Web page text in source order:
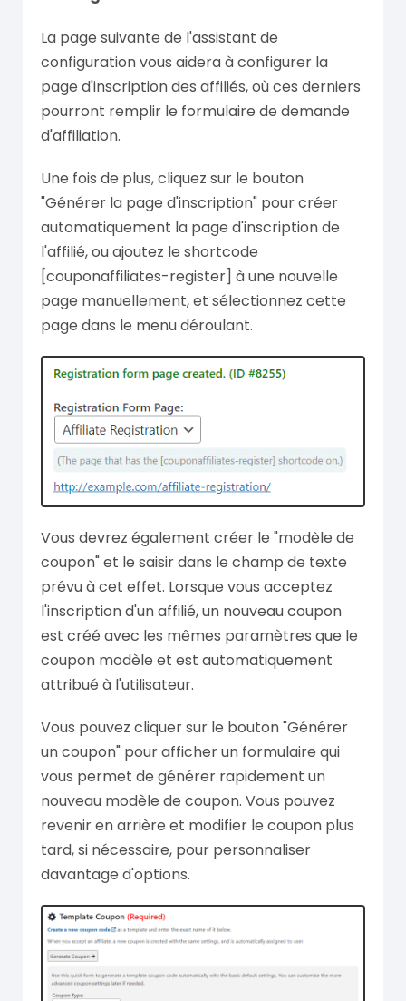
La page suivante de l'assistant de
configuration vous aidera à configurer la
page d'inscription des affiliés, où ces derniers
pourront remplir le formulaire de demande
d'affiliation.
Une fois de plus, cliquez sur le bouton
"Générer la page d'inscription" pour créer
automatiquement la page d'inscription de
l'affilié, ou ajoutez le shortcode
[couponaffiliates-register] à une nouvelle
page manuellement, et sélectionnez cette
page dans le menu déroulant.
Vous devrez également créer le "modèle de
coupon" et le saisir dans le champ de texte
prévu à cet effet. Lorsque vous acceptez
l'inscription d'un affilié, un nouveau coupon
est créé avec les mêmes paramètres que le
coupon modèle et est automatiquement
attribué à l'utilisateur.
Vous pouvez cliquer sur le bouton "Générer
un coupon" pour afficher un formulaire qui
vous permet de générer rapidement un
nouveau modèle de coupon. Vous pouvez
revenir en arrière et modifier le coupon plus
tard, si nécessaire, pour personnaliser
davantage d'options.